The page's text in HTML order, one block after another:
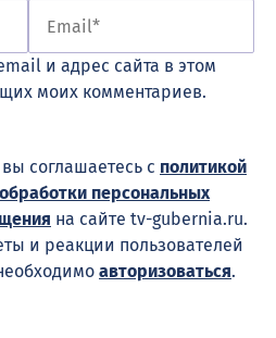
и адрес сайта в этом
моих комментариев.
соглашаетесь с политикой
персональных
на сайте tv-gubernia.ru.
и реакции пользователей
авторизоваться.